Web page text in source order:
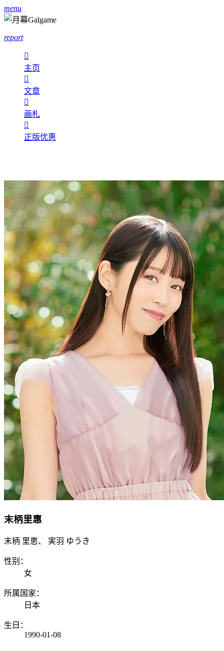
menu
report

主页

文章

画札

正版优惠
末柄里惠
末柄 里恵、 実羽 ゆうき
性别：
女
所属国家：
日本
生日：
1990-01-08